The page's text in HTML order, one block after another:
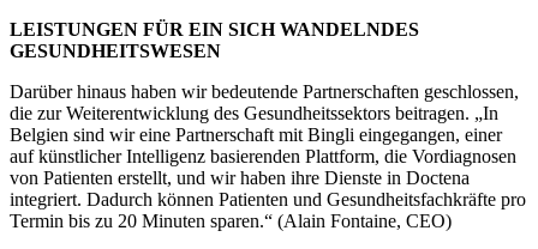
LEISTUNGEN FÜR EIN SICH WANDELNDES
GESUNDHEITSWESEN
Darüber hinaus haben wir bedeutende Partnerschaften geschlossen,
die zur Weiterentwicklung des Gesundheitssektors beitragen. „In
Belgien sind wir eine Partnerschaft mit Bingli eingegangen, einer
auf künstlicher Intelligenz basierenden Plattform, die Vordiagnosen
von Patienten erstellt, und wir haben ihre Dienste in Doctena
integriert. Dadurch können Patienten und Gesundheitsfachkräfte pro
Termin bis zu 20 Minuten sparen.“ (Alain Fontaine, CEO)